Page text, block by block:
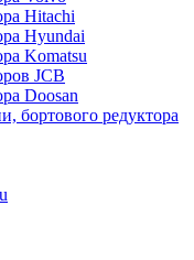
Hitachi
Hyundai
Komatsu
JCB
Doosan
бортового редуктора